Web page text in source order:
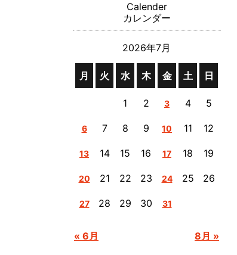
Calender
カレンダー
2026年7月
月 火 水 木 金 土 日
« 6月 8月 »
1 2 3 4 5
6 7 8 9 10 11 12
13 14 15 16 17 18 19
20 21 22 23 24 25 26
27 28 29 30 31